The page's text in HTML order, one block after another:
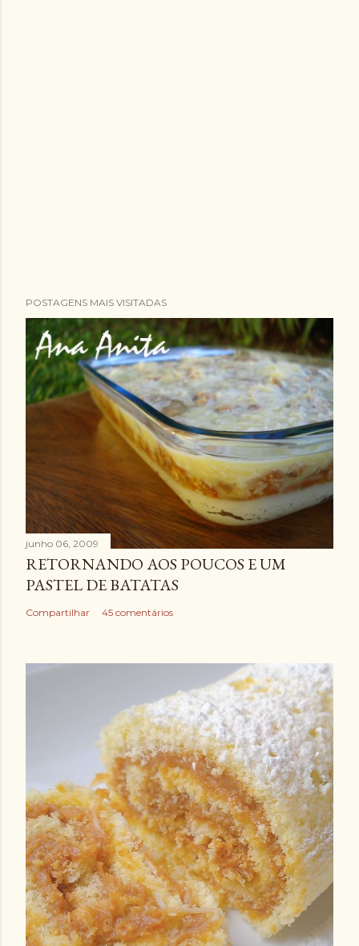
POSTAGENS MAIS VISITADAS
junho 06, 2009
RETORNANDO AOS POUCOS E UM
PASTEL DE BATATAS
Compartilhar 45 comentários